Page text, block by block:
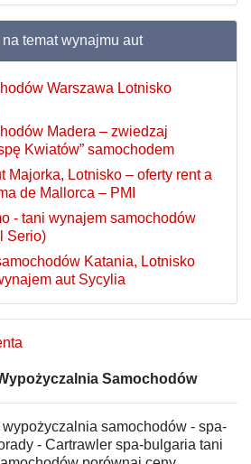
na temat wynajmu aut
Warszawa Lotnisko
Madera – zwiedzaj
Kwiatów” samochodem
Majorka, Lotnisko – oferty rent a
de Mallorca – PMI
- tani wynajem samochodów
Serio)
Katania, Lotnisko
aut Sycylia
Samochodów
wypożyczalnia samochodów - spa-
- Cartrawler spa-bulgaria tani